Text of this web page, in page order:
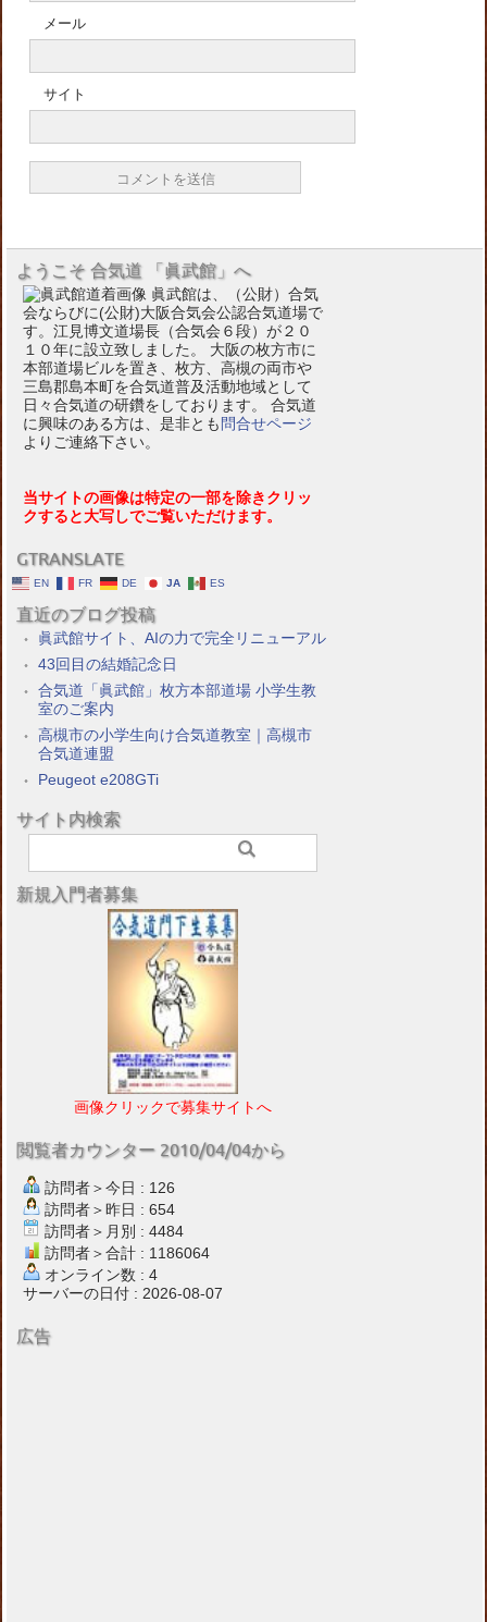
メール
サイト
ようこそ 合気道 「眞武館」へ
眞武館は、（公財）合気
会ならびに(公財)大阪合気会公認合気道場で
す。江見博文道場長（合気会６段）が２０
１０年に設立致しました。 大阪の枚方市に
本部道場ビルを置き、枚方、高槻の両市や
三島郡島本町を合気道普及活動地域として
日々合気道の研鑽をしております。 合気道
に興味のある方は、是非とも 問合せページ
よりご連絡下さい。
当サイトの画像は特定の一部を除きクリッ
クすると大写しでご覧いただけます。
GTRANSLATE
EN FR DE JA ES
直近のブログ投稿
眞武館サイト、AIの力で完全リニューアル
43回目の結婚記念日
合気道「眞武館」枚方本部道場 小学生教
室のご案内
高槻市の小学生向け合気道教室｜高槻市
合気道連盟
Peugeot e208GTi
サイト内検索
新規入門者募集
画像クリックで募集サイトへ
閲覧者カウンター 2010/04/04から
訪問者＞今日 : 126
訪問者＞昨日 : 654
訪問者＞月別 : 4484
訪問者＞合計 : 1186064
オンライン数 : 4
サーバーの日付 : 2026-08-07
広告